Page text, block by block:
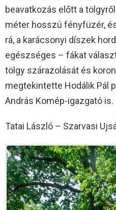
beavatkozás előtt a
méter hosszú fényfüzér,
rá, a karácsonyi díszek
egészséges – fákat
tölgy szárazolását és
megtekintette Hodálik Pál
András Komép-igazgató is.
Tatai László – Szarvasi